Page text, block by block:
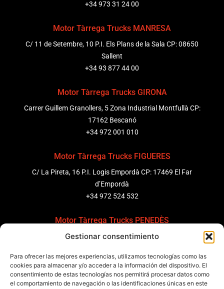
Gestionar consentimiento
Para ofrecer las mejores experiencias, utilizamos tecnologías como las
cookies para almacenar y/o acceder a la información del dispositivo. El
consentimiento de estas tecnologías nos permitirá procesar datos como
el comportamiento de navegación o las identificaciones únicas en este
+34 973 31 24 00
Motor Tàrrega Trucks MANRESA
C/ 11 de Setembre, 10 P.I. Els Plans de la Sala CP: 08650
Sallent
+34 93 877 44 00
Motor Tàrrega Trucks GIRONA
Carrer Guillem Granollers, 5 Zona Industrial Montfullà CP:
17162 Bescanó
+34 972 001 010
Motor Tàrrega Trucks FIGUERES
C/ La Pireta, 16 P.I. Logis Empordà CP: 17469 El Far
d’Empordà
+34 972 524 532
Motor Tàrrega Trucks PENEDÈS
C/ Ponent 8, Pol. Ind. Sant Pere Molanta, CP: 08799
+34 931 69 11 91
Motor Tàrrega Trucks BARCELONA